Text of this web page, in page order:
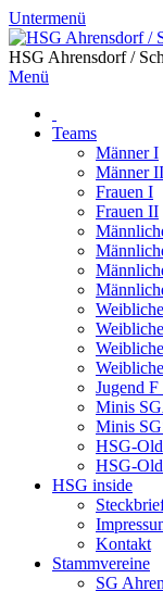
Untermenü
HSG Ahrensdorf /
Menü
Teams
Männer I
Männer II
Frauen I
Frauen II
Jugend
Minis
Minis
HSG-
HSG-Old
HSG inside
Kontakt
Stammvereine
SG